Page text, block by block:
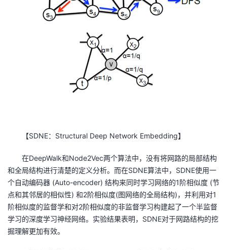
【SDNE： Structural Deep Network Embedding】
在DeepWalk和 Node2Vec两个算法中，没有将网路的局部结构
和全局结构进行清楚的定义分析。而在SDNE算法中， SDNE使用一
个自动编码器 (Auto-encoder) 结构来同时学习网络的1 阶相似度 (节
点和其邻居的相似性) 和 2阶相似度(图网络的全局结构) ，并利用对1
阶相似度的监督学和对2阶相似度的非监督学习构建起了一个半监督
学习的深度学习神经网络。实验结果表明， SDNE对于网路结构的挖
掘理解更加有效。